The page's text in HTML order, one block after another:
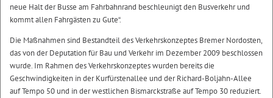
neue Halt der Busse am Fahrbahnrand beschleunigt den Busverkehr und
kommt allen Fahrgästen zu Gute“.
Die Maßnahmen sind Bestandteil des Verkehrskonzeptes Bremer Nordosten,
das von der Deputation für Bau und Verkehr im Dezember 2009 beschlossen
wurde. Im Rahmen des Verkehrskonzeptes wurden bereits die
Geschwindigkeiten in der Kurfürstenallee und der Richard-Boljahn-Allee
auf Tempo 50 und in der westlichen Bismarckstraße auf Tempo 30 reduziert.